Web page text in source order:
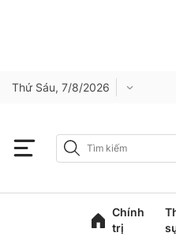
Thứ Sáu, 7/8/2026
Chính
trị